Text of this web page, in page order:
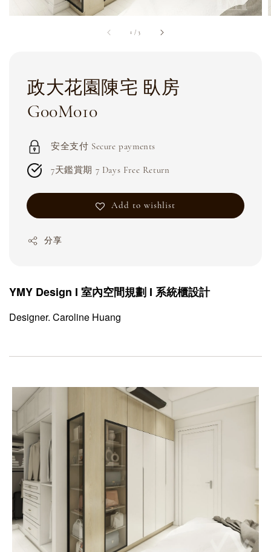
1 /3
政大花園陳宅 臥房
G00M010
安全支付 Secure payments
7天鑑賞期 7 Days Free Return
Add to wishlist
分享
YMY Design I 室內空間規劃 I 系統櫃設計
Designer. Caroline Huang